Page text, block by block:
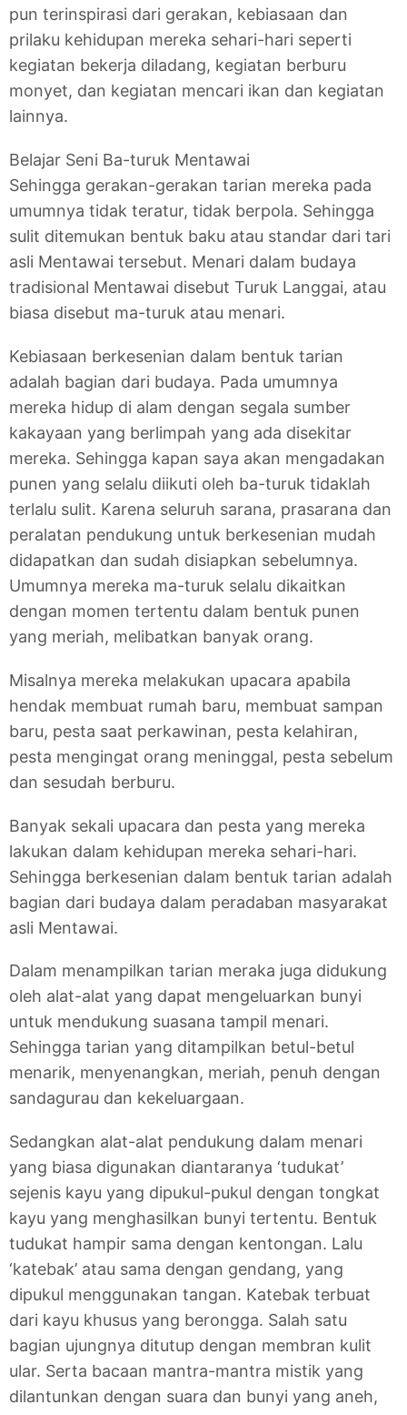
pun terinspirasi dari gerakan, kebiasaan dan
prilaku kehidupan mereka sehari-hari seperti
kegiatan bekerja diladang, kegiatan berburu
monyet, dan kegiatan mencari ikan dan kegiatan
lainnya.
Belajar Seni Ba-turuk Mentawai
Sehingga gerakan-gerakan tarian mereka pada
umumnya tidak teratur, tidak berpola. Sehingga
sulit ditemukan bentuk baku atau standar dari tari
asli Mentawai tersebut. Menari dalam budaya
tradisional Mentawai disebut Turuk Langgai, atau
biasa disebut ma-turuk atau menari.
Kebiasaan berkesenian dalam bentuk tarian
adalah bagian dari budaya. Pada umumnya
mereka hidup di alam dengan segala sumber
kakayaan yang berlimpah yang ada disekitar
mereka. Sehingga kapan saya akan mengadakan
punen yang selalu diikuti oleh ba-turuk tidaklah
terlalu sulit. Karena seluruh sarana, prasarana dan
peralatan pendukung untuk berkesenian mudah
didapatkan dan sudah disiapkan sebelumnya.
Umumnya mereka ma-turuk selalu dikaitkan
dengan momen tertentu dalam bentuk punen
yang meriah, melibatkan banyak orang.
Misalnya mereka melakukan upacara apabila
hendak membuat rumah baru, membuat sampan
baru, pesta saat perkawinan, pesta kelahiran,
pesta mengingat orang meninggal, pesta sebelum
dan sesudah berburu.
Banyak sekali upacara dan pesta yang mereka
lakukan dalam kehidupan mereka sehari-hari.
Sehingga berkesenian dalam bentuk tarian adalah
bagian dari budaya dalam peradaban masyarakat
asli Mentawai.
Dalam menampilkan tarian meraka juga didukung
oleh alat-alat yang dapat mengeluarkan bunyi
untuk mendukung suasana tampil menari.
Sehingga tarian yang ditampilkan betul-betul
menarik, menyenangkan, meriah, penuh dengan
sandagurau dan kekeluargaan.
Sedangkan alat-alat pendukung dalam menari
yang biasa digunakan diantaranya ‘tudukat’
sejenis kayu yang dipukul-pukul dengan tongkat
kayu yang menghasilkan bunyi tertentu. Bentuk
tudukat hampir sama dengan kentongan. Lalu
‘katebak’ atau sama dengan gendang, yang
dipukul menggunakan tangan. Katebak terbuat
dari kayu khusus yang berongga. Salah satu
bagian ujungnya ditutup dengan membran kulit
ular. Serta bacaan mantra-mantra mistik yang
dilantunkan dengan suara dan bunyi yang aneh,